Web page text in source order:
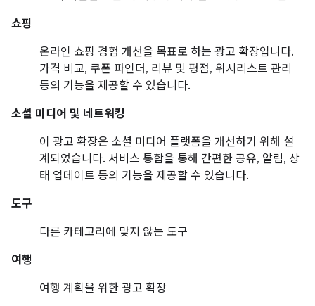
쇼핑
온라인 쇼핑 경험 개선을 목표로 하는 광고 확장입니다.
가격 비교, 쿠폰 파인더, 리뷰 및 평점, 위시리스트 관리
등의 기능을 제공할 수 있습니다.
소셜 미디어 및 네트워킹
이 광고 확장은 소셜 미디어 플랫폼을 개선하기 위해 설
계되었습니다. 서비스 통합을 통해 간편한 공유, 알림, 상
태 업데이트 등의 기능을 제공할 수 있습니다.
도구
다른 카테고리에 맞지 않는 도구
여행
여행 계획을 위한 광고 확장